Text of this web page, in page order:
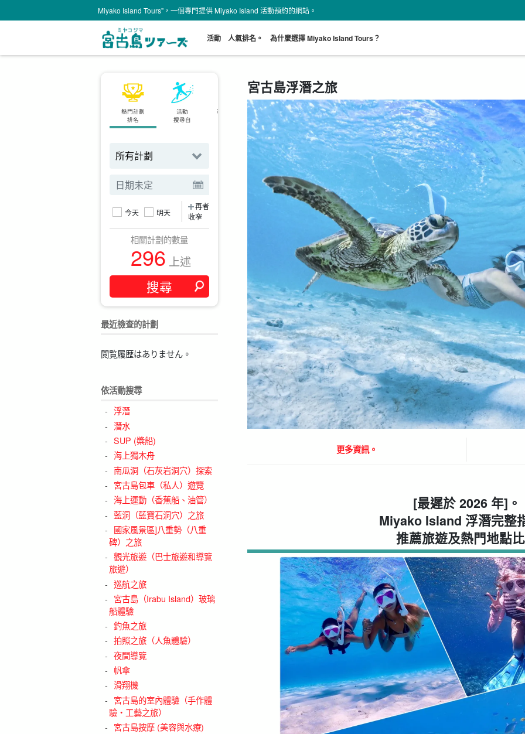
Miyako Island Tours"，一個專門提供 Miyako Island 活動預約的網站。
活動 人氣排名。 為什麼選擇 Miyako Island Tours？
熱門計劃
排名
活動
搜尋自
可當天預約
從現場開始
搜索
接送計劃 海龜之旅 租車
超值折扣
既定計劃
選
今天 明天
再者
收窄
相關計劃的數量
296 上述
最近檢查的計劃
閲覧履歴はありません。
依活動搜尋
浮潛
潛水
SUP (槳船)
海上獨木舟
南瓜洞（石灰岩洞穴）探索
宮古島包車（私人）遊覽
海上運動（香蕉船、油管）
藍洞（藍寶石洞穴）之旅
國家風景區]八重勢（八重
碑）之旅
觀光旅遊（巴士旅遊和導覽
旅遊）
巡航之旅
宮古島（Irabu Island）玻璃
船體驗
釣魚之旅
拍照之旅（人魚體驗）
夜間導覽
帆傘
滑翔機
宮古島的室內體驗（手作體
驗・工藝之旅）
宮古島按摩 (美容與水療)
宮古島浮潛之旅
更多資訊。
[最遲於 2026 年]。
Miyako Island 浮潛完整
推薦旅遊及熱門地點